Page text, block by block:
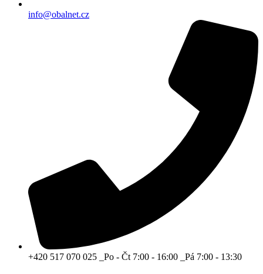
info@obalnet.cz
+420 517 070 025 _Po - Čt 7:00 - 16:00 _Pá 7:00 - 13:30